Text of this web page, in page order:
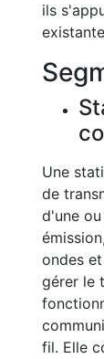
ils
Une
de
d'une
ondes
gérer le
fil. Elle